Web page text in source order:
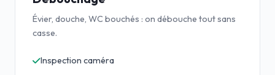
Évier, douche, WC bouchés : on débouche tout sans
casse.
Inspection caméra